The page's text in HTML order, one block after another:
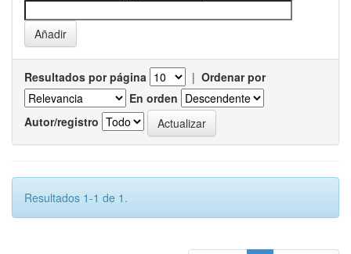
Resultados por página | Ordenar por
En orden
Autor/registro
Resultados 1-1 de 1.